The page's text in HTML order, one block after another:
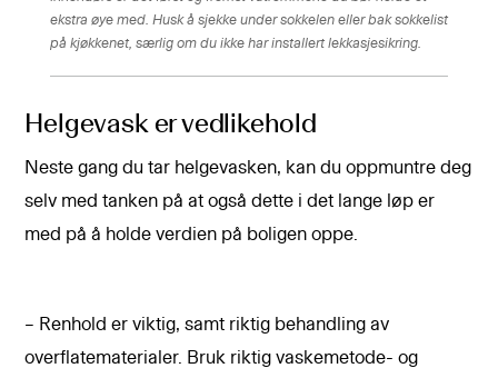
ekstra øye med. Husk å sjekke under sokkelen eller bak sokkelist
på kjøkkenet, særlig om du ikke har installert lekkasjesikring.
Helgevask er vedlikehold
Neste gang du tar helgevasken, kan du oppmuntre deg
selv med tanken på at også dette i det lange løp er
med på å holde verdien på boligen oppe.
– Renhold er viktig, samt riktig behandling av
overflatematerialer. Bruk riktig vaskemetode- og